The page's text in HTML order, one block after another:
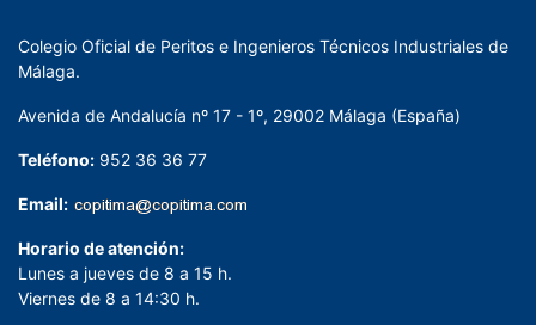
Colegio Oficial de Peritos e Ingenieros Técnicos Industriales de
Málaga.
Avenida de Andalucía nº 17 - 1º, 29002 Málaga (España)
Teléfono: 952 36 36 77
Email:
Horario de atención:
Lunes a jueves de 8 a 15 h.
Viernes de 8 a 14:30 h.